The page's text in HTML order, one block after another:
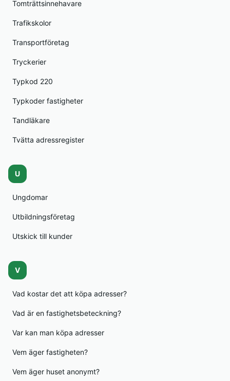
Tomträttsinnehavare
Trafikskolor
Transportföretag
Tryckerier
Typkod 220
Typkoder fastigheter
Tandläkare
Tvätta adressregister
U
Ungdomar
Utbildningsföretag
Utskick till kunder
V
Vad kostar det att köpa adresser?
Vad är en fastighetsbeteckning?
Var kan man köpa adresser
Vem äger fastigheten?
Vem äger huset anonymt?